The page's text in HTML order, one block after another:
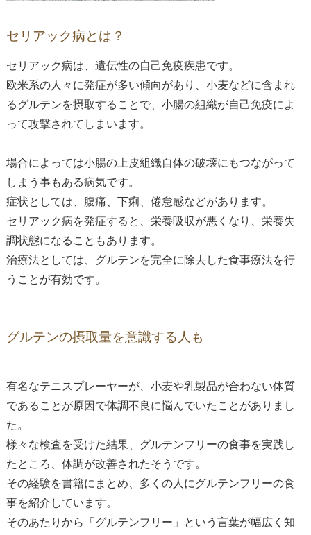
セリアック病とは？
セリアック病は、遺伝性の自己免疫疾患です。
欧米系の人々に発症が多い傾向があり、小麦などに含まれ
るグルテンを摂取することで、小腸の組織が自己免疫によ
って攻撃されてしまいます。
場合によっては小腸の上皮組織自体の破壊にもつながって
しまう事もある病気です。
症状としては、腹痛、下痢、倦怠感などがあります。
セリアック病を発症すると、栄養吸収が悪くなり、栄養失
調状態になることもあります。
治療法としては、グルテンを完全に除去した食事療法を行
うことが有効です。
グルテンの摂取量を意識する人も
有名なテニスプレーヤーが、小麦や乳製品が合わない体質
であることが原因で体調不良に悩んでいたことがありまし
た。
様々な検査を受けた結果、グルテンフリーの食事を実践し
たところ、体調が改善されたそうです。
その経験を書籍にまとめ、多くの人にグルテンフリーの食
事を紹介しています。
そのあたりから「グルテンフリー」という言葉が幅広く知